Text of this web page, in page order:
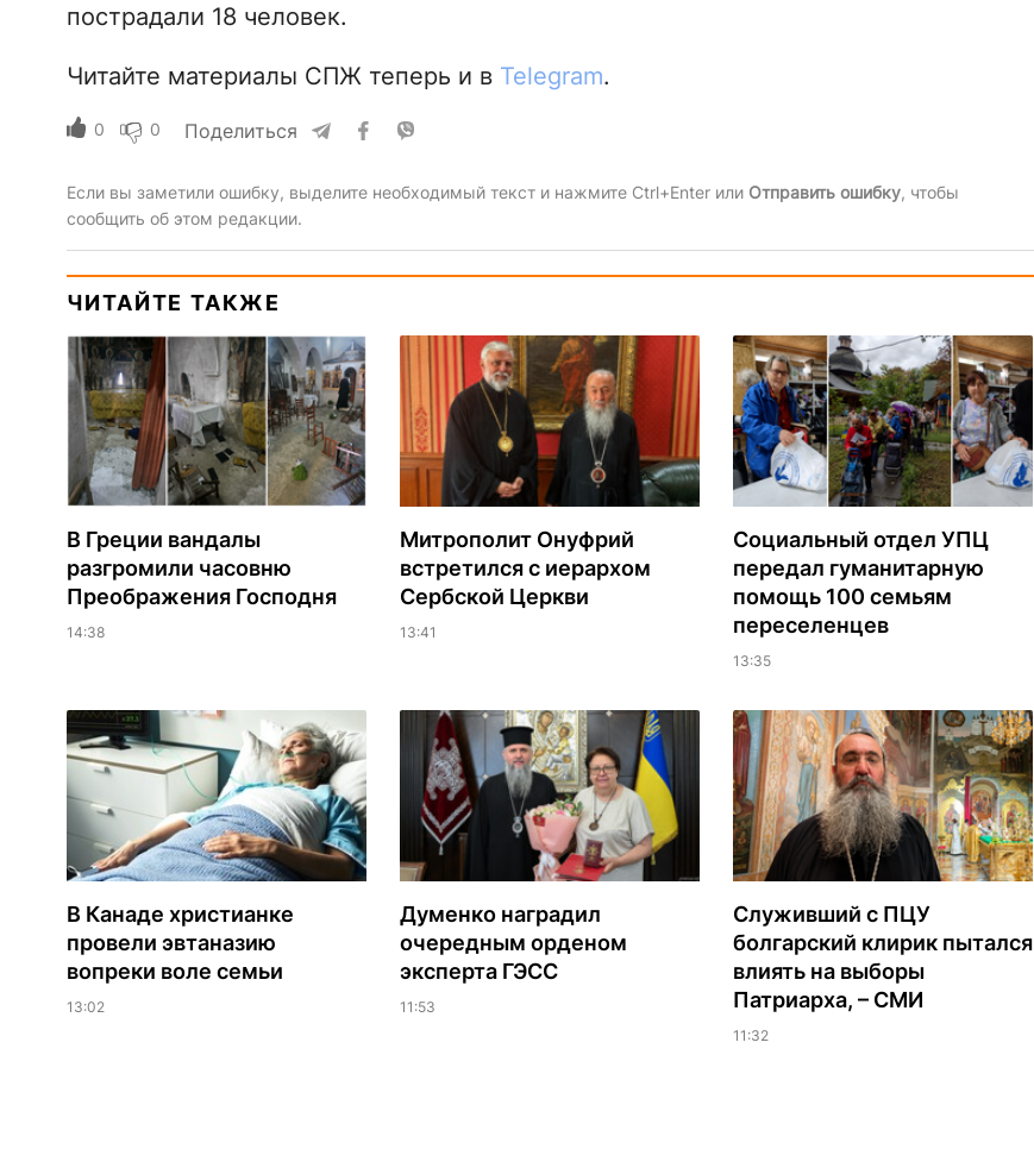
пострадали 18 человек.
Читайте материалы СПЖ теперь и в Telegram.
0 0 Поделиться
Если вы заметили ошибку, выделите необходимый текст и нажмите Ctrl+Enter или Отправить ошибку, чтобы
сообщить об этом редакции.
ЧИТАЙТЕ ТАКЖЕ
В Греции вандалы
разгромили часовню
Преображения Господня
14:38
Митрополит Онуфрий
встретился с иерархом
Сербской Церкви
13:41
Социальный отдел УПЦ
передал гуманитарную
помощь 100 семьям
переселенцев
13:35
В Канаде христианке
провели эвтаназию
вопреки воле семьи
13:02
Думенко наградил
очередным орденом
эксперта ГЭСС
11:53
Служивший с ПЦУ
болгарский клирик пытался
влиять на выборы
Патриарха, – СМИ
11:32